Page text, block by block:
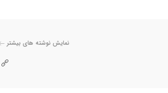
نمایش نوشته های بیشتر